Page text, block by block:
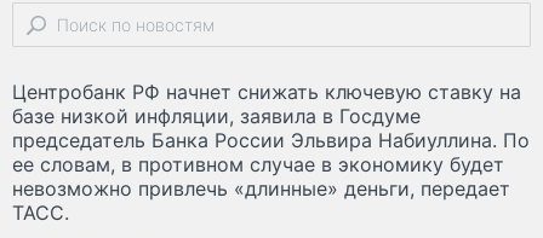
Центробанк РФ начнет снижать ключевую ставку на
базе низкой инфляции, заявила в Госдуме
председатель Банка России Эльвира Набиуллина. По
ее словам, в противном случае в экономику будет
невозможно привлечь «длинные» деньги, передает
ТАСС.